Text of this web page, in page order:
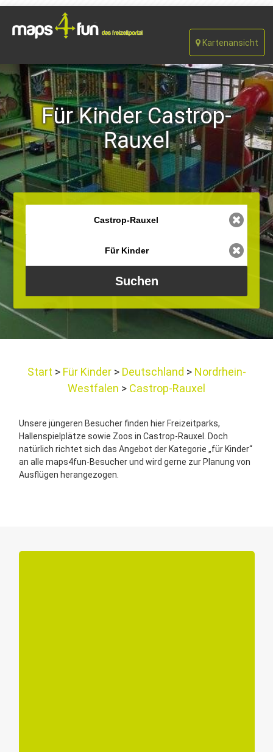
Kartenansicht
Für Kinder Castrop-
Rauxel
Start Für Kinder Deutschland
Nordrhein-
Westfalen
Castrop-Rauxel
Unsere jüngeren Besucher finden hier Freizeitparks,
Hallenspielplätze sowie Zoos in Castrop-Rauxel. Doch
natürlich richtet sich das Angebot der Kategorie „für Kinder“
an alle maps4fun-Besucher und wird gerne zur Planung von
Ausflügen herangezogen.